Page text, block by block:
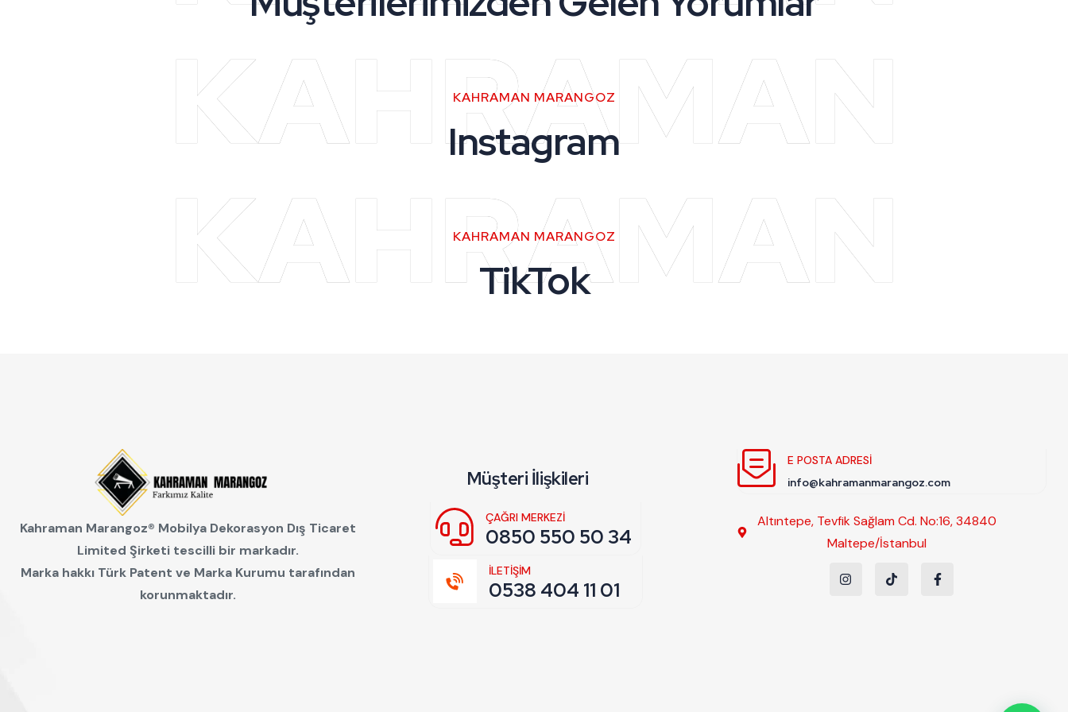
KAHRAMAN MARANGOZ
Instagram
KAHRAMAN
KAHRAMAN MARANGOZ
TikTok
KAHRAMAN
Kahraman Marangoz® Mobilya Dekorasyon Dış Ticaret
Limited Şirketitescilli bir markadır.
Marka hakkı Türk Patent ve Marka Kurumu tarafından
korunmaktadır.
Müşteri İlişkileri
ÇAĞRI MERKEZI
0850 550 50 34
İLETİŞİM
0538 404 11 01
E POSTA ADRESI
info@kahramanmarangoz.com
Altıntepe, Tevfik Sağlam Cd. No:16, 34840
Maltepe/İstanbul